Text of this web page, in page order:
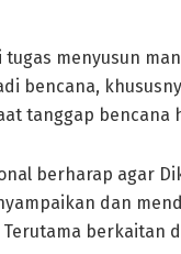
menyusun
bencana,
tanggap bencana
berharap agar
dan
berkaitan